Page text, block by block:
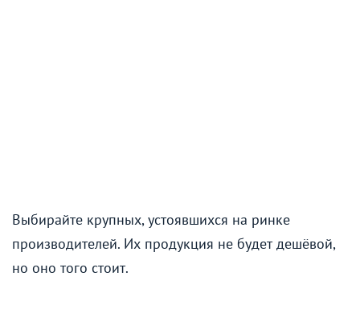
Выбирайте крупных, устоявшихся на ринке
производителей. Их продукция не будет дешёвой,
но оно того стоит.